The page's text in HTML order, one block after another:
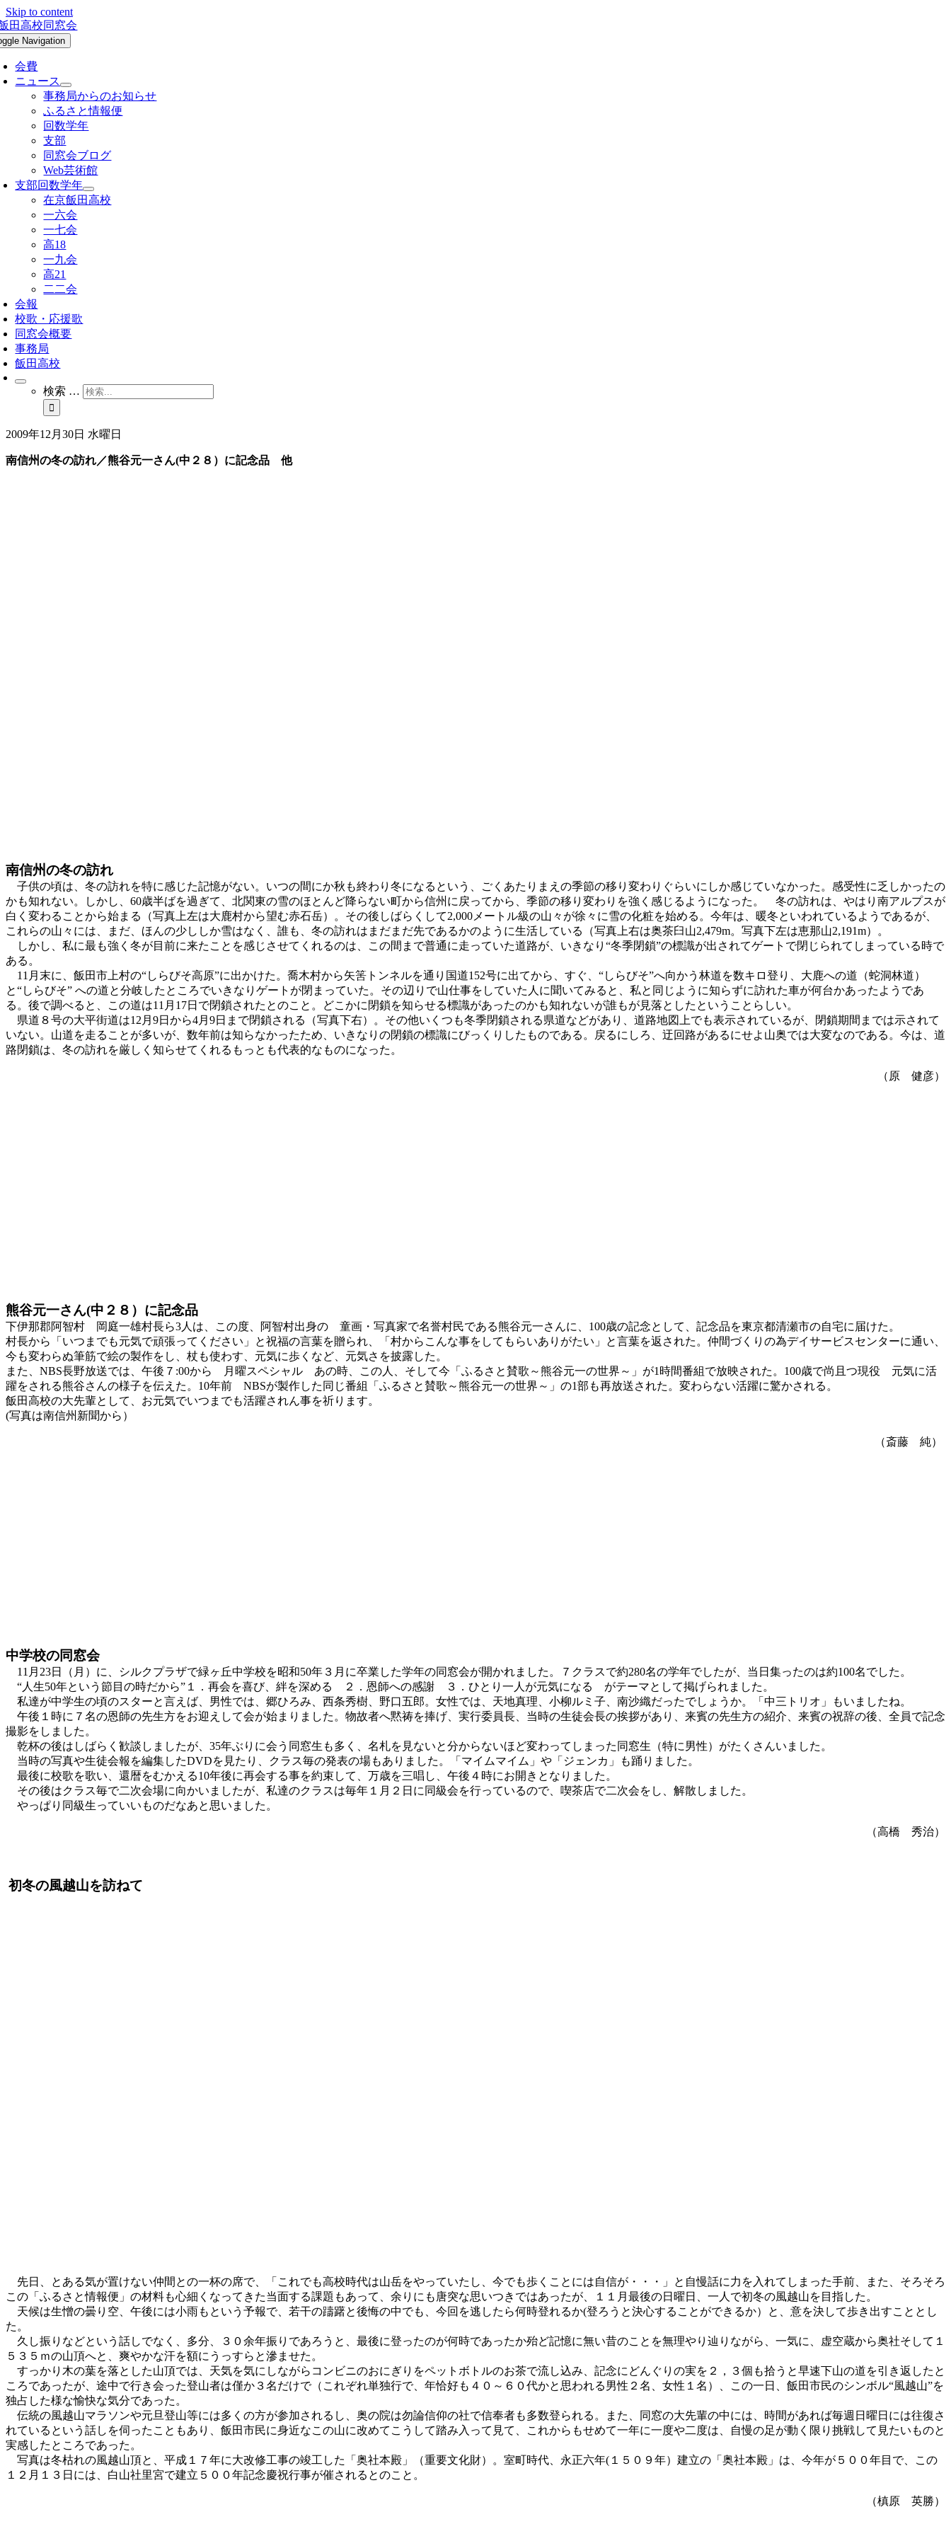
Skip to content
Navigation
会費
ニュース
事務局からのお知らせ
ふるさと情報便
回数学年
支部
同窓会ブログ
Web芸術館
支部回数学年
在京飯田高校
一六会
一七会
高18
一九会
高21
二二会
会報
校歌・応援歌
同窓会概要
事務局
飯田高校
検索 …
2009年12月30日 水曜日
南信州の冬の訪れ／熊谷元一さん(中２８）に記念品 他
南信州の冬の訪れ
子供の頃は、冬の訪れを特に感じた記憶がない。いつの間にか秋も終わり冬になるという、ごくあたりまえの季節の移り変わりぐらいにしか感じていなかった。感受性に乏しかったの
かも知れない。しかし、60歳半ばを過ぎて、北関東の雪のほとんど降らない町から信州に戻ってから、季節の移り変わりを強く感じるようになった。 冬の訪れは、やはり南アルプスが
白く変わることから始まる（写真上左は大鹿村から望む赤石岳）。その後しばらくして2,000メートル級の山々が徐々に雪の化粧を始める。今年は、暖冬といわれているようであるが、
これらの山々には、まだ、ほんの少ししか雪はなく、誰も、冬の訪れはまだまだ先であるかのように生活している（写真上右は奥茶臼山2,479m。写真下左は恵那山2,191m）。
しかし、私に最も強く冬が目前に来たことを感じさせてくれるのは、この間まで普通に走っていた道路が、いきなり“冬季閉鎖”の標識が出されてゲートで閉じられてしまっている時で
ある。
11月末に、飯田市上村の“しらびそ高原”に出かけた。喬木村から矢筈トンネルを通り国道152号に出てから、すぐ、“しらびそ”へ向かう林道を数キロ登り、大鹿への道（蛇洞林道）
と“しらびそ” への道と分岐したところでいきなりゲートが閉まっていた。その辺りで山仕事をしていた人に聞いてみると、私と同じように知らずに訪れた車が何台かあったようであ
る。後で調べると、この道は11月17日で閉鎖されたとのこと。どこかに閉鎖を知らせる標識があったのかも知れないが誰もが見落としたということらしい。
県道８号の大平街道は12月9日から4月9日まで閉鎖される（写真下右）。その他いくつも冬季閉鎖される県道などがあり、道路地図上でも表示されているが、閉鎖期間までは示されて
いない。山道を走ることが多いが、数年前は知らなかったため、いきなりの閉鎖の標識にびっくりしたものである。戻るにしろ、迂回路があるにせよ山奥では大変なのである。今は、道
路閉鎖は、冬の訪れを厳しく知らせてくれるもっとも代表的なものになった。
（原 健彦）
熊谷元一さん(中２８）に記念品
下伊那郡阿智村 岡庭一雄村長ら3人は、この度、阿智村出身の 童画・写真家で名誉村民である熊谷元一さんに、100歳の記念として、記念品を東京都清瀬市の自宅に届けた。
村長から「いつまでも元気で頑張ってください」と祝福の言葉を贈られ、「村からこんな事をしてもらいありがたい」と言葉を返された。仲間づくりの為デイサービスセンターに通い、
今も変わらぬ筆筋で絵の製作をし、杖も使わす、元気に歩くなど、元気さを披露した。
また、NBS長野放送では、午後７:00から 月曜スペシャル あの時、この人、そして今「ふるさと賛歌～熊谷元一の世界～」が1時間番組で放映された。100歳で尚且つ現役 元気に活
躍をされる熊谷さんの様子を伝えた。10年前 NBSが製作した同じ番組「ふるさと賛歌～熊谷元一の世界～」の1部も再放送された。変わらない活躍に驚かされる。
飯田高校の大先輩として、お元気でいつまでも活躍されん事を祈ります。
(写真は南信州新聞から）
（斎藤 純）
中学校の同窓会
11月23日（月）に、シルクプラザで緑ヶ丘中学校を昭和50年３月に卒業した学年の同窓会が開かれました。７クラスで約280名の学年でしたが、当日集ったのは約100名でした。
“人生50年という節目の時だから”１．再会を喜び、絆を深める ２．恩師への感謝 ３．ひとり一人が元気になる がテーマとして掲げられました。
私達が中学生の頃のスターと言えば、男性では、郷ひろみ、西条秀樹、野口五郎。女性では、天地真理、小柳ルミ子、南沙織だったでしょうか。「中三トリオ」もいましたね。
午後１時に７名の恩師の先生方をお迎えして会が始まりました。物故者へ黙祷を捧げ、実行委員長、当時の生徒会長の挨拶があり、来賓の先生方の紹介、来賓の祝辞の後、全員で記念
撮影をしました。
乾杯の後はしばらく歓談しましたが、35年ぶりに会う同窓生も多く、名札を見ないと分からないほど変わってしまった同窓生（特に男性）がたくさんいました。
当時の写真や生徒会報を編集したDVDを見たり、クラス毎の発表の場もありました。「マイムマイム」や「ジェンカ」も踊りました。
最後に校歌を歌い、還暦をむかえる10年後に再会する事を約束して、万歳を三唱し、午後４時にお開きとなりました。
その後はクラス毎で二次会場に向かいましたが、私達のクラスは毎年１月２日に同級会を行っているので、喫茶店で二次会をし、解散しました。
やっぱり同級生っていいものだなあと思いました。
（高橋 秀治）
初冬の風越山を訪ねて
先日、とある気が置けない仲間との一杯の席で、「これでも高校時代は山岳をやっていたし、今でも歩くことには自信が・・・」と自慢話に力を入れてしまった手前、また、そろそろ
この「ふるさと情報便」の材料も心細くなってきた当面する課題もあって、余りにも唐突な思いつきではあったが、１１月最後の日曜日、一人で初冬の風越山を目指した。
天候は生憎の曇り空、午後には小雨もという予報で、若干の躊躇と後悔の中でも、今回を逃したら何時登れるか(登ろうと決心することができるか）と、意を決して歩き出すこととし
た。
久し振りなどという話しでなく、多分、３０余年振りであろうと、最後に登ったのが何時であったか殆ど記憶に無い昔のことを無理やり辿りながら、一気に、虚空蔵から奥社そして１
５３５ｍの山頂へと、爽やかな汗を額にうっすらと滲ませた。
すっかり木の葉を落とした山頂では、天気を気にしながらコンビニのおにぎりをペットボトルのお茶で流し込み、記念にどんぐりの実を２，３個も拾うと早速下山の道を引き返したと
ころであったが、途中で行き会った登山者は僅か３名だけで（これぞれ単独行で、年恰好も４０～６０代かと思われる男性２名、女性１名）、この一日、飯田市民のシンボル“風越山”を
独占した様な愉快な気分であった。
伝統の風越山マラソンや元旦登山等には多くの方が参加されるし、奥の院は勿論信仰の社で信奉者も多数登られる。また、同窓の大先輩の中には、時間があれば毎週日曜日には往復さ
れているという話しを伺ったこともあり、飯田市民に身近なこの山に改めてこうして踏み入って見て、これからもせめて一年に一度や二度は、自慢の足が動く限り挑戦して見たいものと
実感したところであった。
写真は冬枯れの風越山頂と、平成１７年に大改修工事の竣工した「奥社本殿」（重要文化財）。室町時代、永正六年(１５０９年）建立の「奥社本殿」は、今年が５００年目で、この
１２月１３日には、白山社里宮で建立５００年記念慶祝行事が催されるとのこと。
（槙原 英勝）